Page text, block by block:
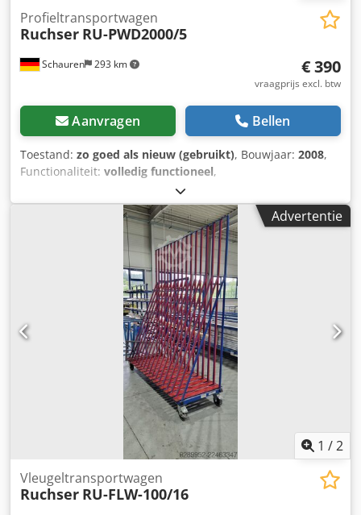
Schauren 293 km
Profieltransportwagen
Ruchser RU-PWD2000/5
€ 390
vraagprijs excl. btw
Aanvragen Bellen
Toestand: zo goed als nieuw (gebruikt), Bouwjaar: 2008,
Functionaliteit: volledig functioneel,
E-008281
transportwagens te koop. Dcodpfezqu S Tsx Al Iek Prijs per
stuk. Draagvermogen 500 kg.
Advertentie
1 /2
Vleugeltransportwagen
Ruchser RU-FLW-100/16